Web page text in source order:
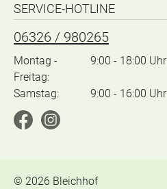
SERVICE-HOTLINE
06326 / 980265
Montag -
Freitag:
9:00 - 18:00 Uhr
Samstag: 9:00 - 16:00 Uhr
© 2026 Bleichhof